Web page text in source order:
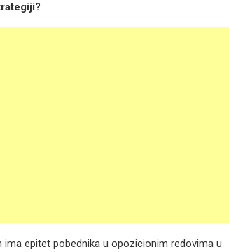
epitet pobednika u opozicionim redovima u